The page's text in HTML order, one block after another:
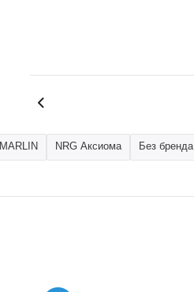
MARLIN NRG Аксиома Без бренда